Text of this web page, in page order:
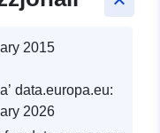
2015
data.europa.eu:
2026